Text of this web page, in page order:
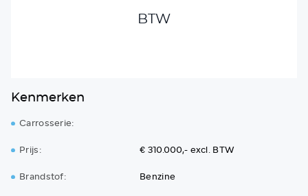
BTW
Kenmerken
Carrosserie:
Prijs:
€ 310.000,- excl. BTW
Brandstof:
Benzine